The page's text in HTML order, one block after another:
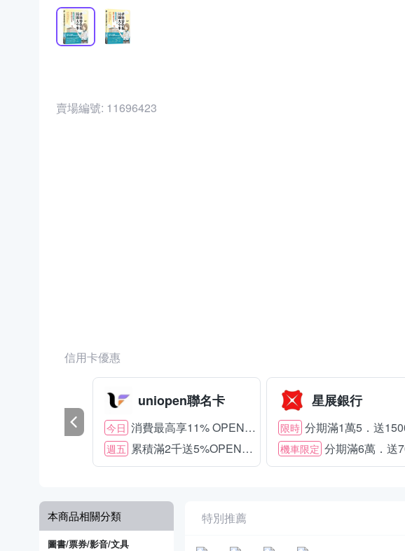
賣場編號: 11696423
信用卡優惠
uniopen聯名卡
今日 消費最高享11% OPENPOINT
週五 累積滿2千送5%OPENPOINT
星展銀行
限時 分期滿1萬5．送
機車限定 分期滿6萬．送
本商品相關分類
圖書/票券/影音/文具
特別推薦